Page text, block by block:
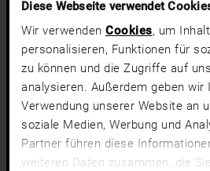
Diese Webseite verwendet
Wir verwenden Cookies, um
personalisieren, Funktionen für
zu können und die Zugriffe auf
analysieren. Außerdem geben
Verwendung unserer Website an
soziale Medien, Werbung und
Partner führen diese
weiteren Daten zusammen, die
Kurze Transportwege und die
sind uns so wichtig, dass wir uns vor
bewusst dazu entschlossen haben, die
Bezugsquelle
aus Kanada nicht mehr
Obwohl es wie alle anderen nur aus
Fortwirtschaft stammte und eine hohe
viele andere Anbieter in unserer
weiter Ferne beziehen, setzen wir so ein